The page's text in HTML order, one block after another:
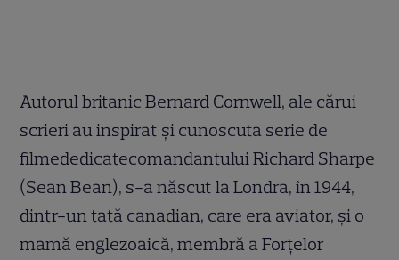
Autorul britanic Bernard Cornwell, ale cărui
scrieri au inspirat și cunoscuta serie de
filmededicatecomandantului Richard Sharpe
(Sean Bean), s-a născut la Londra, în 1944,
dintr-un tată canadian, care era aviator, și o
mamă englezoaică, membră a Forțelor